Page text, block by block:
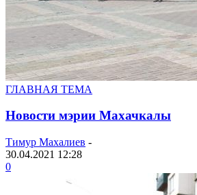
ГЛАВНАЯ ТЕМА
Новости мэрии Махачкалы
Тимур Махалиев -
30.04.2021 12:28
0